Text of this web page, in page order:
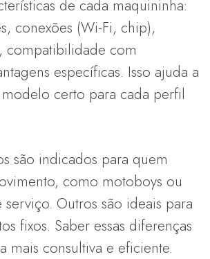
de cada maquininha:
conexões (Wi-Fi, chip),
compatibilidade com
específicas. Isso ajuda a
certo para cada perfil
são indicados para quem
como motoboys ou
Outros são ideais para
fixos. Saber essas diferenças
mais consultiva e eficiente.